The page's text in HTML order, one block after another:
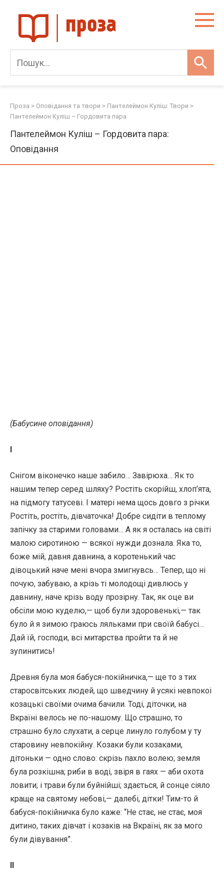
content
Проза > Оповідання та твори > Пантелеймон Куліш: Твори >
Пантелеймон Куліш – Гордовита пара
Пантелеймон Куліш – Гордовита пара:
Оповідання
(Бабусине оповідання)
І
Снігом віконечко наше забило… Завірюха… Як то
нашим тепер серед шляху? Ростіть скорійш, хлоп’ята,
на підмогу татусеві. І матері нема щось довго з річки.
Ростіть, ростіть, дівчаточка! Добре сидіти в теплому
запічку за старими головами… А як я осталась на світі
малою сиротиною — всякої нужди дознала. Яка то,
боже мій, давня давнина, а коротенький час
дівоцький наче мені вчора змигнувсь… Тепер, що ні
почую, забуваю, а крізь ті молодощі дивлюсь у
давнину, наче крізь воду прозірну. Так, як оце ви
обсіли мою куделю,— щоб були здоровенькі,— так
було й я зимою граюсь ляльками при своїй бабусі…
Дай їй, господи, всі митарства пройти та й не
зупинитись!
Древня була моя бабуся-покійничка,— ще то з тих
старосвітських людей, що шведчину й усякі невпокоі
козацькі своїми очима бачили. Тоді, діточки, на
Вкраїні велось не по-нашому. Що страшно, то
страшно було слухати, а серце линуло голубом у ту
старовину невпокійну. Козаки були козаками,
дітоньки — одно слово: скрізь пахло волею; земля
була розкішна; риби в воді, звіря в гаях — аби охота
ловити; і трави були буйнійші; здається, й сонце сіяло
краще на святому небові,— далебі, дітки! Тим-то й
бабуся-покійничка було каже: “Не стає, не стає, моя
дитино, таких дівчат і козаків на Вкраїні, як за мого
були дівування”.
II